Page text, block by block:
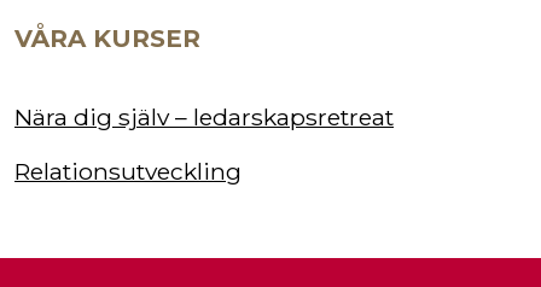
VÅRA KURSER
Nära dig själv – ledarskapsretreat
Relationsutveckling